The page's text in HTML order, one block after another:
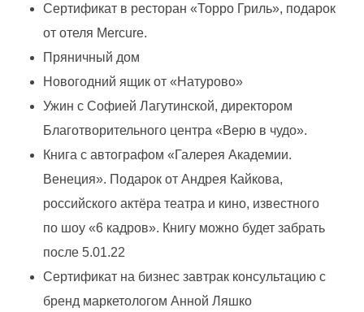
ь
н
ы
й
о
н
л
Сертификат в ресторан «Торро Гриль», подарок
от отеля Mercure.
Пряничный дом
Новогодний ящик от «Натурово»
Ужин с Софией Лагутинской, директором
Благотворительного центра «Верю в чудо».
Книга с автографом «Галерея Академии.
Венеция». Подарок от Андрея Кайкова,
российского актёра театра и кино, известного
по шоу «6 кадров». Книгу можно будет забрать
после 5.01.22
Сертификат на бизнес завтрак консультацию с
бренд маркетологом Анной Ляшко